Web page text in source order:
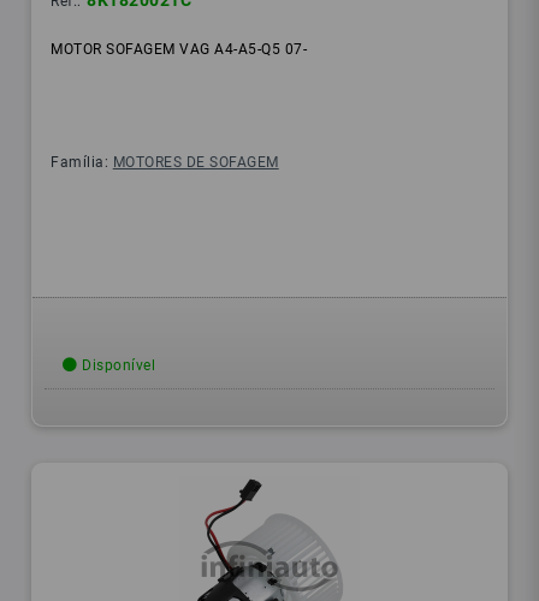
MOTOR SOFAGEM VAG A4-A5-Q5 07-
Família: MOTORES DE SOFAGEM
Disponível